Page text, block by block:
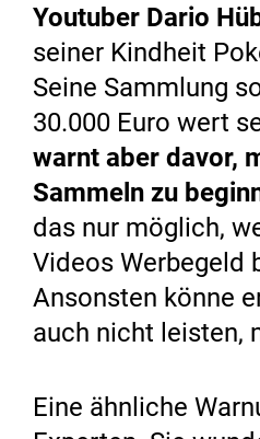
Youtuber Dario
seiner Kindheit
Seine Sammlung
30.000 Euro wert
warnt aber davor,
Sammeln zu
das nur möglich,
Videos Werbegeld
Ansonsten könne
auch nicht leisten,
Eine ähnliche